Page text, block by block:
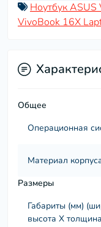
Ноутбук
VivoBook 16X
Общее
Операционная
Материал
Размеры
Габариты (мм)
высота Х